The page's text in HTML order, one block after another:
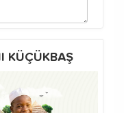
KÜÇÜKBAŞ